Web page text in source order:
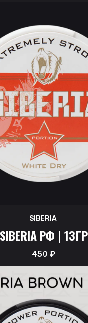
SIBERIA
SIBERIA РФ | 13ГР
450 ₽